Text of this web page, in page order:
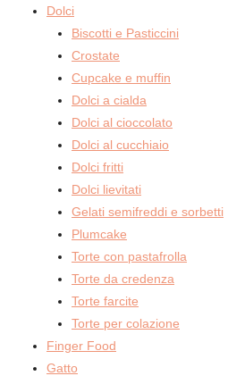
Dolci
Biscotti e Pasticcini
Crostate
Cupcake e muffin
Dolci a cialda
Dolci al cioccolato
Dolci al cucchiaio
Dolci fritti
Dolci lievitati
Gelati semifreddi e sorbetti
Plumcake
Torte con pastafrolla
Torte da credenza
Torte farcite
Torte per colazione
Finger Food
Gatto